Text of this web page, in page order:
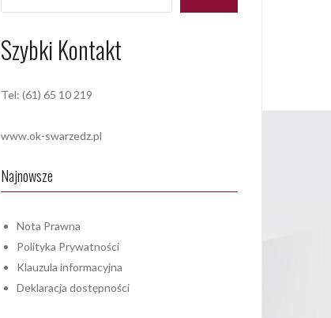
Szybki Kontakt
Tel: (61) 65 10 219
www.ok-swarzedz.pl
Najnowsze
Nota Prawna
Polityka Prywatności
Klauzula informacyjna
Deklaracja dostępności